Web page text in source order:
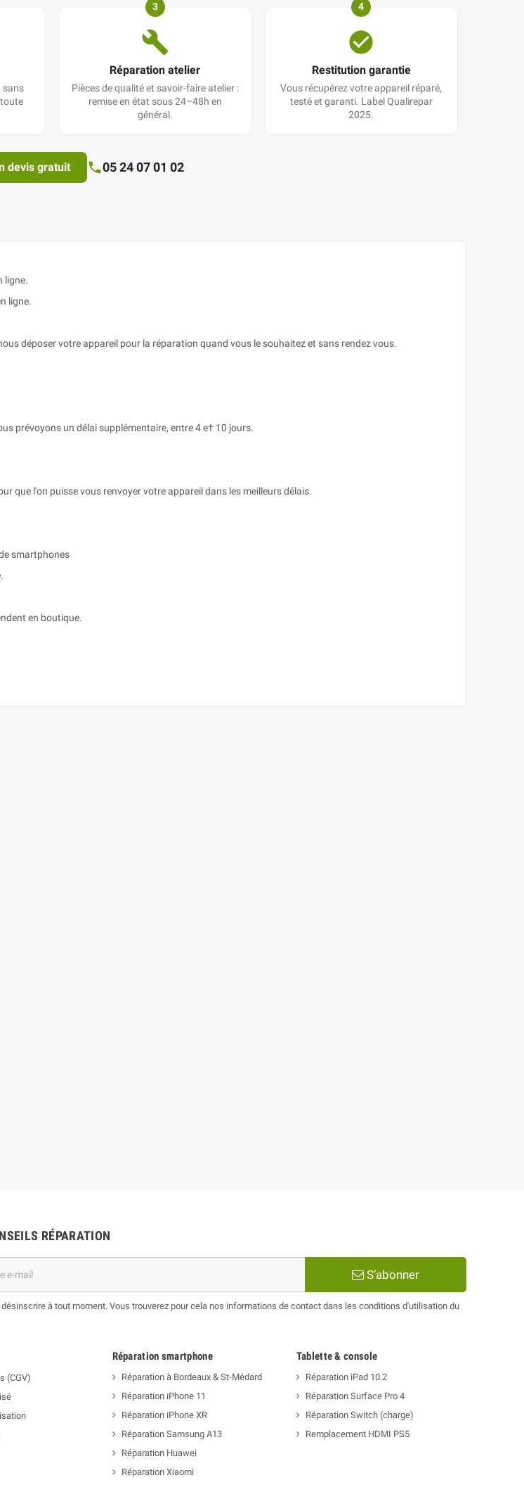
sans
3
Réparation atelier
Pièces de qualité et savoir-faire atelier :
remise en état sous 24–48h en
général.
4
Restitution garantie
Vous récupérez votre appareil réparé,
testé et garanti. Label Qualirepar
2025.
devis gratuit 05 24 07 01 02
ligne.
ligne.
déposer votre appareil pour la réparation quand vous le souhaitez et sans rendez vous.
prévoyons un délai supplémentaire, entre 4 e† 10 jours.
que l'on puisse vous renvoyer votre appareil dans les meilleurs délais.
smartphones
en boutique.
RÉPARATION
S’abonner
désinscrire à tout moment. Vous trouverez pour cela nos informations de contact dans les conditions d'utilisation du
(CGV)
Réparation smartphone
Réparation à Bordeaux & St-Médard
Réparation iPhone 11
Réparation iPhone XR
Réparation Samsung A13
Réparation Huawei
Réparation Xiaomi
Tablette & console
Réparation iPad 10.2
Réparation Surface Pro 4
Réparation Switch (charge)
Remplacement HDMI PS5